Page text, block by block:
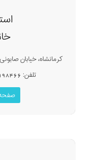
کرمانشاه، خیابان صابونی، کوچه ۱۵ متری
تلفن: 09378998466 – 09184700792
صفحه